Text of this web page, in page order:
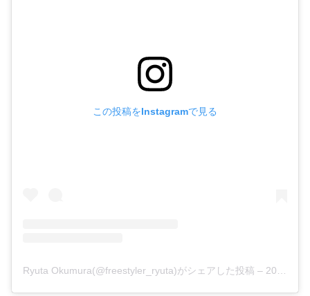
この投稿をInstagramで見る
Ryuta Okumura(@freestyler_ryuta)がシェアした投稿 – 2020年 1月月19日午前1時55分PST